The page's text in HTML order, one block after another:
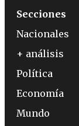
Secciones
Nacionales
+ análisis
Política
Economía
Mundo